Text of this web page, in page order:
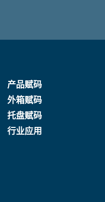
产品赋码
外箱赋码
托盘赋码
行业应用